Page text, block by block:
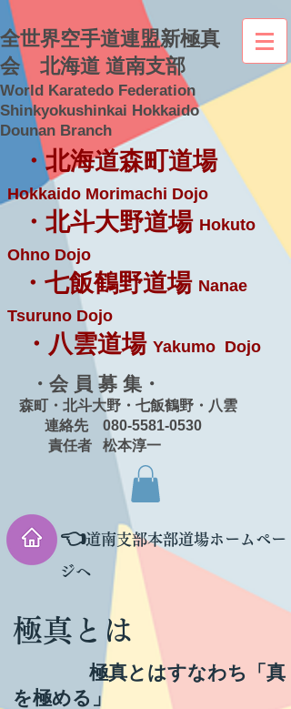
全世界空手道連盟新極真
会 北海道 道南支部
World Karatedo Federation
Shinkyokushinkai Hokkaido
Dounan Branch
・北海道森町道場
Hokkaido Morimachi Dojo
・北斗大野道場 Hokuto
Ohno Dojo
・七飯鶴野道場 Nanae
Tsuruno Dojo
・八雲道場 Yakumo Dojo
・会 員 募 集・
森町・北斗大野・七飯鶴野・八雲
連絡先 080-5581-0530
責任者 松本淳一
👈道南支部本部道場ホームペー
ジへ
極真とは
極真とはすなわち「真
を極める」